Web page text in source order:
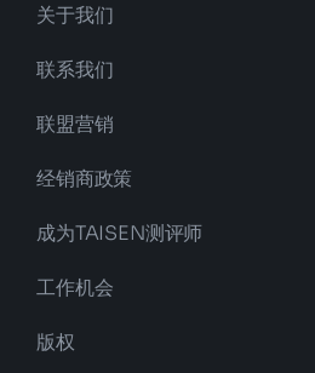
关于我们
联系我们
联盟营销
经销商政策
成为TAISEN测评师
工作机会
版权